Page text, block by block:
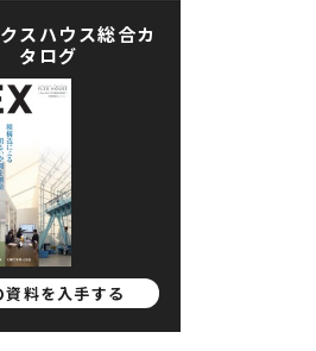
スハウス総合カ
タログ
資料を入手する